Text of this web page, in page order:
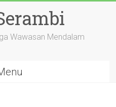
Wawasan Mendalam